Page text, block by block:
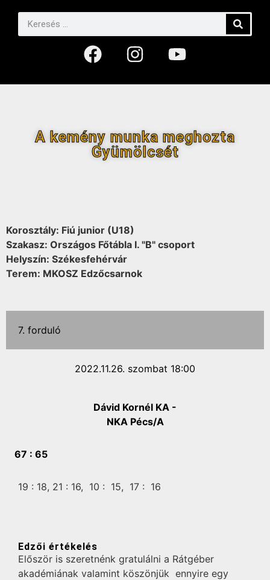
A kemény munka meghozta
Gyümölcsét
Korosztály: Fiú junior (U18)
Szakasz: Országos Főtábla I. "B" csoport
Helyszín: Székesfehérvár
Terem: MKOSZ Edzőcsarnok
7. forduló
2022.11.26. szombat 18:00
Dávid Kornél KA -
NKA Pécs/A
67 : 65
19 : 18, 21 : 16, 10 : 15, 17 : 16
Edzői értékelés
Először is szeretnénk gratulálni a Rátgéber
akadémiának valamint köszönjük ennyire egy